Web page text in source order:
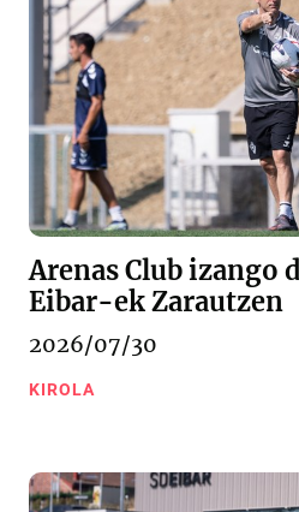
Arenas Club izango
Eibar-ek Zarautzen
2026/07/30
KIROLA